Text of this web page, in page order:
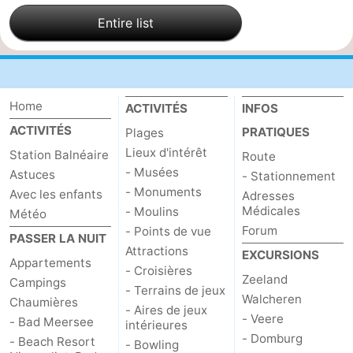
Entire list
Home
ACTIVITÉS
Station Balnéaire
Astuces
Avec les enfants
Météo
PASSER LA NUIT
Appartements
Campings
Chaumières
- Bad Meersee
- Beach Resort
ACTIVITÉS
Plages
Lieux d'intérêt
- Musées
- Monuments
- Moulins
- Points de vue
Attractions
- Croisières
- Terrains de jeux
- Aires de jeux
intérieures
- Bowling
INFOS
PRATIQUES
Route
- Stationnement
Adresses
Médicales
Forum
EXCURSIONS
Zeeland
Walcheren
- Veere
- Domburg